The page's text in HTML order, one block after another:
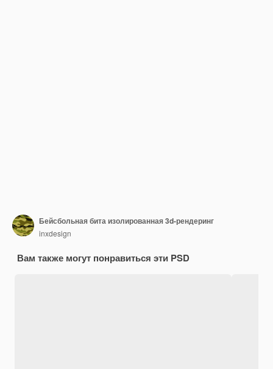
Бейсбольная бита изолированная 3d-рендеринг
inxdesign
Вам также могут понравиться эти PSD